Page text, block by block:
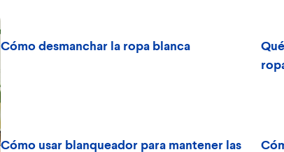
Cómo desmanchar la ropa blanca
Cómo usar blanqueador para mantener las